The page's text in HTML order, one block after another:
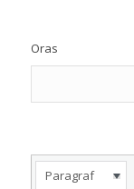
Oras
Paragraf